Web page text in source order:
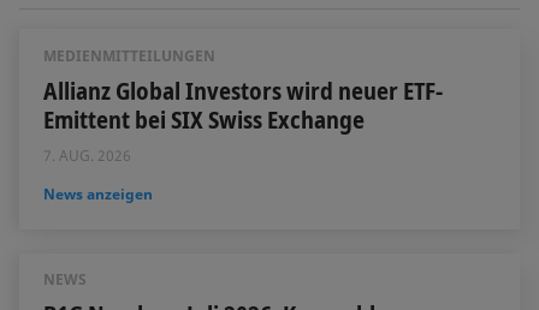
MEDIENMITTEILUNGEN
Allianz Global Investors wird neuer ETF-
Emittent bei SIX Swiss Exchange
7. AUG. 2026
News anzeigen
NEWS